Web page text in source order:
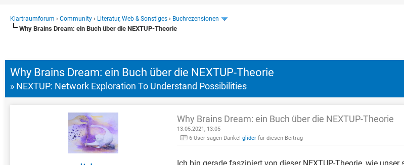
Klartraumforum › Community › Literatur, Web & Sonstiges › Buchrezensionen
Why Brains Dream: ein Buch über die NEXTUP-Theorie
Why Brains Dream: ein Buch über die NEXTUP-Theorie
» NEXTUP: Network Exploration To Understand Possibilities
Why Brains Dream: ein Buch über die NEXTUP-Theorie
13.05.2021, 13:05
6 User sagen Danke! glider für diesen Beitrag